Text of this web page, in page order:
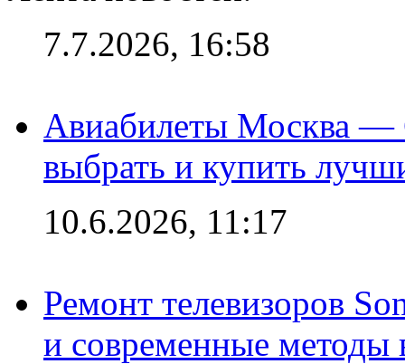
7.7.2026, 16:58
Авиабилеты Москва —
выбрать и купить
10.6.2026, 11:17
Ремонт телевизоров
и современные методы